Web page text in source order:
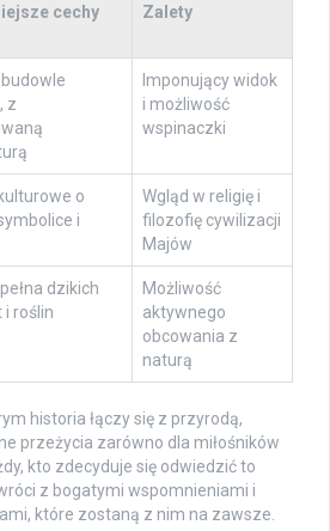
cechy Zalety
z
Imponujący widok
i możliwość
wspinaczki
o
i
Wgląd w religię i
filozofię cywilizacji
Majów
dzikich
roślin
Możliwość
aktywnego
obcowania z
naturą
historia łączy się z przyrodą,
przeżycia zarówno dla miłośników
kto zdecyduje się odwiedzić to
z bogatymi wspomnieniami i
które zostaną z nim na zawsze.